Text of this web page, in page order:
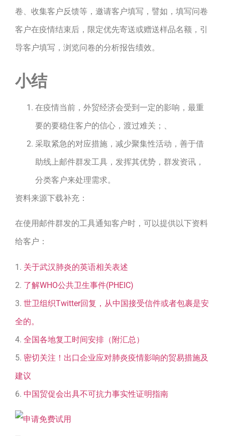
卷、收集客户反馈等，邀请客户填写，譬如，填写问卷
客户在疫情结束后，限定优先寄送或赠送样品名额，引
导客户填写，浏览问卷的分析报告绩效。
小结
在疫情当前，外贸经济会受到一定的影响，最重
要的要稳住客户的信心，渡过难关；、
采取紧急的对应措施，减少聚集性活动，善于借
助线上邮件群发工具，发挥其优势，群发资讯，
分类客户来处理需求。
资料来源下载补充：
在使用邮件群发的工具通知客户时，可以提供以下资料
给客户：
1. 关于武汉肺炎的英语相关表述
2. 了解WHO公共卫生事件(PHEIC)
3. 世卫组织Twitter回复，从中国接受信件或者包裹是安
全的。
4. 全国各地复工时间安排（附汇总）
5. 密切关注！出口企业应对肺炎疫情影响的贸易措施及
建议
6. 中国贸促会出具不可抗力事实性证明指南